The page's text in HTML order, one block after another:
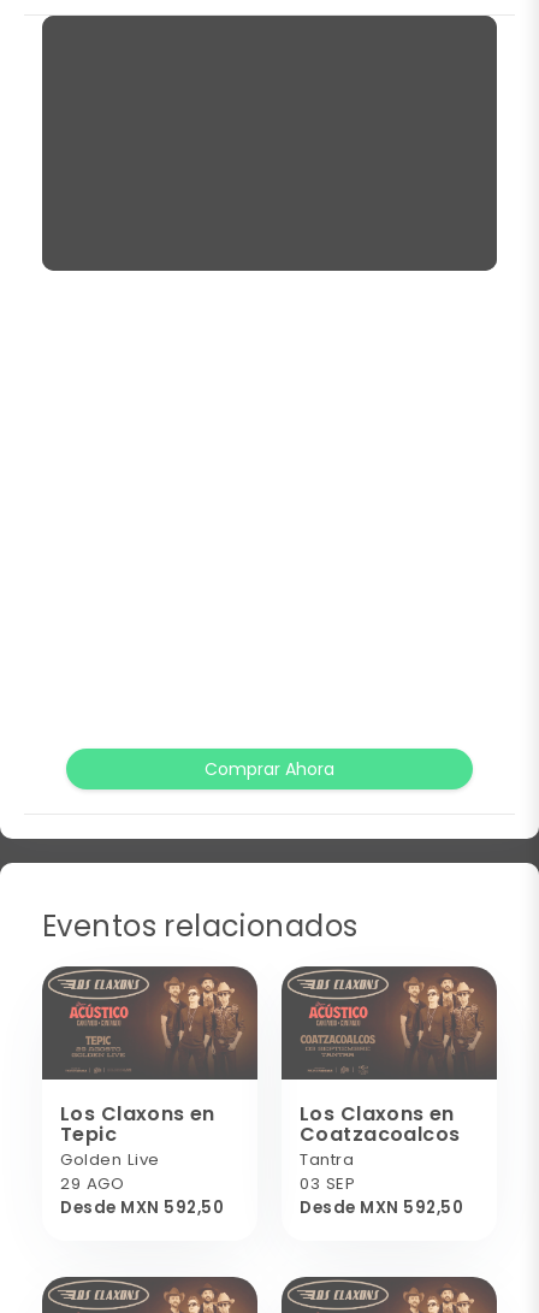
Comprar Ahora
Eventos relacionados
Los Claxons en
Tepic
Golden Live
29 AGO
Desde MXN 592,50
Los Claxons en
Coatzacoalcos
Tantra
03 SEP
Desde MXN 592,50